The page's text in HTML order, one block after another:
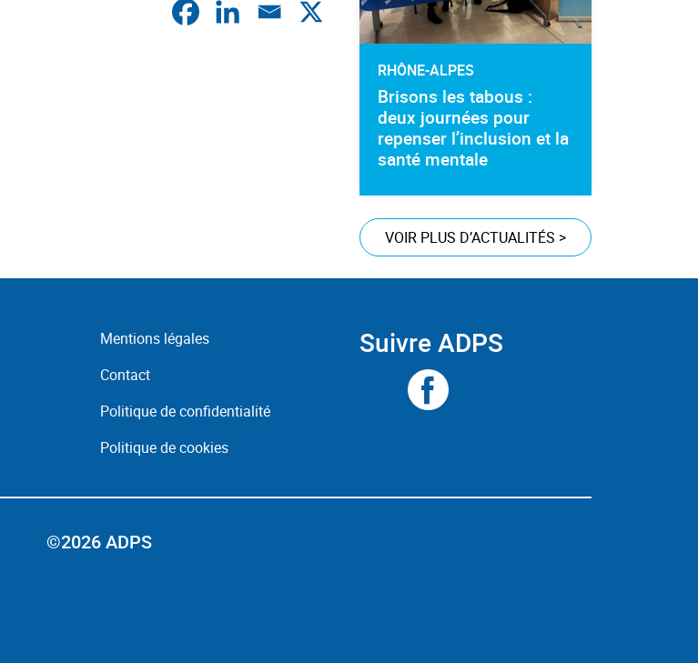
RHÔNE-ALPES
Brisons les tabous :
deux journées pour
repenser l’inclusion et la
santé mentale
VOIR PLUS D’ACTUALITÉS >
Mentions légales
Contact
Politique de confidentialité
Politique de cookies
Suivre ADPS
©2026 ADPS